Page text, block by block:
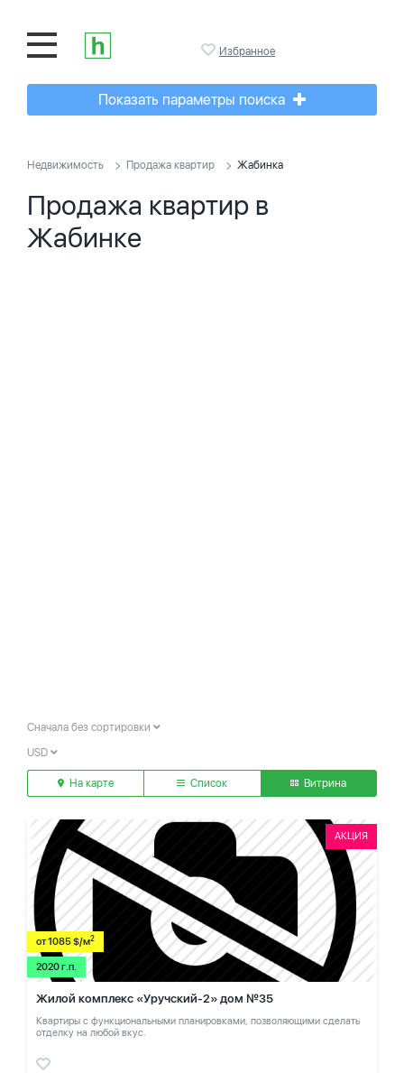
Избранное
Показать параметры поиска
Недвижимость Продажа квартир Жабинка
Продажа квартир в
Жабинке
Сначала без сортировки
USD
На карте Список Витрина
АКЦИЯ
от 1085 $/м2
2020 г.п.
Жилой комплекс «Уручский-2» дом №35
Квартиры с функциональными планировками, позволяющими сделать
отделку на любой вкус.